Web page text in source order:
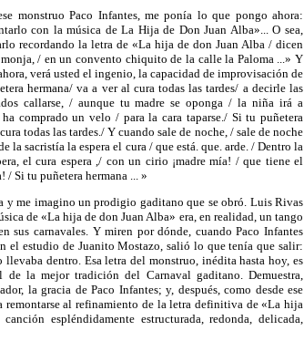
monstruo Paco Infantes, me ponía lo que pongo ahora:
con la música de La Hija de Don Juan Alba»... O sea,
recordando la letra de «La hija de don Juan Alba / dicen
monja, / en un convento chiquito de la calle la Paloma ...» Y
verá usted el ingenio, la capacidad de improvisación de
hermana/ va a ver al cura todas las tardes/ a decirle las
callarse, / aunque tu madre se oponga / la niña irá a
comprado un velo / para la cara taparse./ Si tu puñetera
todas las tardes./ Y cuando sale de noche, / sale de noche
la sacristía la espera el cura / que está. que. arde. / Dentro la
el cura espera ,/ con un cirio ¡madre mía! / que tiene el
/ Si tu puñetera hermana ... »
y me imagino un prodigio gaditano que se obró. Luis Rivas
de «La hija de don Juan Alba» era, en realidad, un tango
sus carnavales. Y miren por dónde, cuando Paco Infantes
el estudio de Juanito Mostazo, salió lo que tenía que salir:
dentro. Esa letra del monstruo, inédita hasta hoy, es
de la mejor tradición del Carnaval gaditano. Demuestra,
la gracia de Paco Infantes; y, después, como desde ese
remontarse al refinamiento de la letra definitiva de «La hija
espléndidamente estructurada, redonda, delicada,